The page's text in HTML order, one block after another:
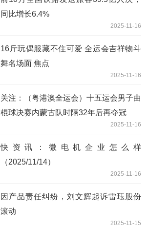
同比增长6.4%
2025-11-16
16斤玩偶服藏不住可爱 全运会吉祥物斗
舞名场面 焦点
2025-11-16
关注：（粤港澳全运会）十五运会男子曲
棍球决赛内蒙古队时隔32年后再夺冠
2025-11-16
快资讯：微电机企业怎么样
（2025/11/14）
2025-11-16
因产品责任纠纷，刘文辉起诉雷珏股份
滚动
2025-11-15